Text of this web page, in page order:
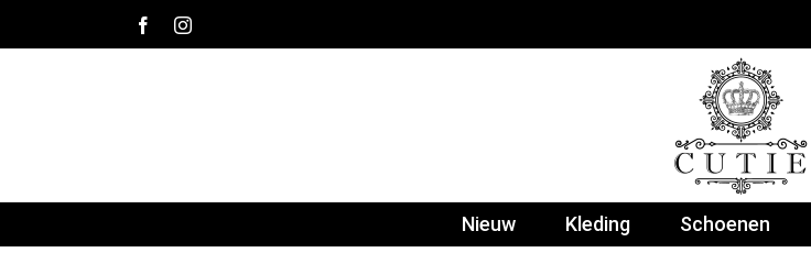
FacebookInstagram
Nieuw Kleding Schoenen